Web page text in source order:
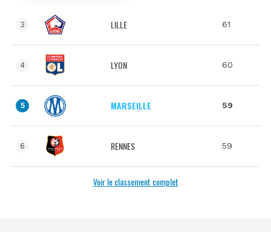
3 LILLE 61
4 LYON 60
5 MARSEILLE 59
6 RENNES 59
Voir le classement complet